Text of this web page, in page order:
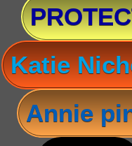
Katie
Annie